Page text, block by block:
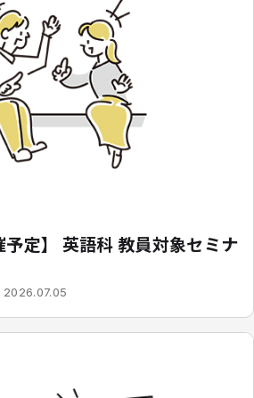
予定】 英語科 教員対象セミナ
2026.07.05